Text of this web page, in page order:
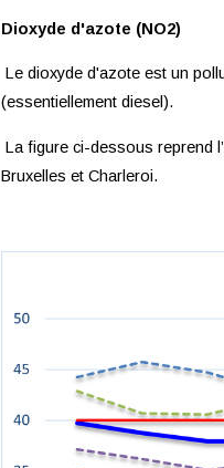
Dioxyde d'azote (NO2)
Le dioxyde d'azote est un
(essentiellement diesel).
La figure ci-dessous reprend
Bruxelles et Charleroi.